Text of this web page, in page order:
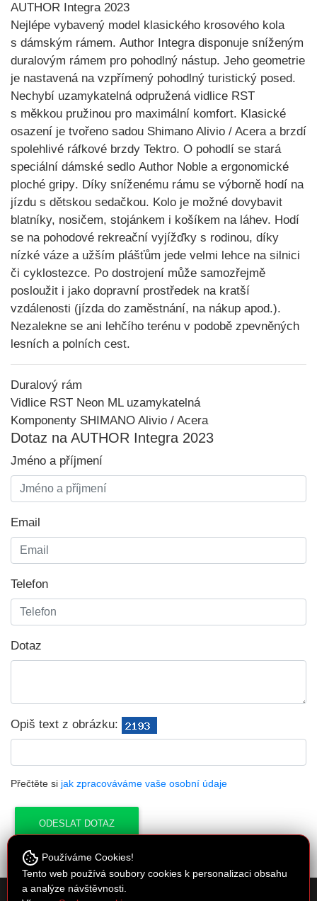
AUTHOR Integra 2023
Nejlépe vybavený model klasického krosového kola
s dámským rámem. Author Integradisponuje sníženým
duralovým rámem pro pohodlný nástup. Jeho geometrie
je nastavená na vzpřímený pohodlný turistický posed.
Nechybí uzamykatelná odpružená vidlice RST
s měkkou pružinou pro maximální komfort. Klasické
osazení je tvořeno sadou Shimano Alivio / Aceraa brzdí
spolehlivé ráfkové brzdy Tektro. O pohodlí se stará
speciální dámské sedlo Author Noble a ergonomické
ploché gripy. Díky sníženému rámu se výborně hodí na
jízdu s dětskou sedačkou. Kolo je možné dovybavit
blatníky, nosičem, stojánkem i košíkem na láhev. Hodí
se na pohodové rekreační vyjížďky s rodinou, díky
nízké váze a užším plášťům jede velmi lehce na silnici
či cyklostezce. Po dostrojení může samozřejmě
posloužit i jako dopravní prostředek na kratší
vzdálenosti (jízda do zaměstnání, na nákup apod.).
Nezalekne se ani lehčího terénu v podobě zpevněných
lesních a polních cest.
Duralový rám
Vidlice RST Neon ML uzamykatelná
Komponenty SHIMANO Alivio / Acera
Dotaz na AUTHOR Integra 2023
Jméno a příjmení
Email
Telefon
Dotaz
Opiš text z obrázku:
Přečtěte si jak zpracováváme vaše osobní údaje
Používáme Cookies!
Tento web používá soubory cookies k personalizaci obsahu
a analýze návštěvnosti.